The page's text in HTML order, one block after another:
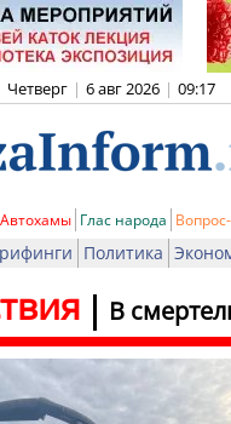
Четверг | 6 авг 2026 | 09:17
Автохамы Глас народа
Политика
В